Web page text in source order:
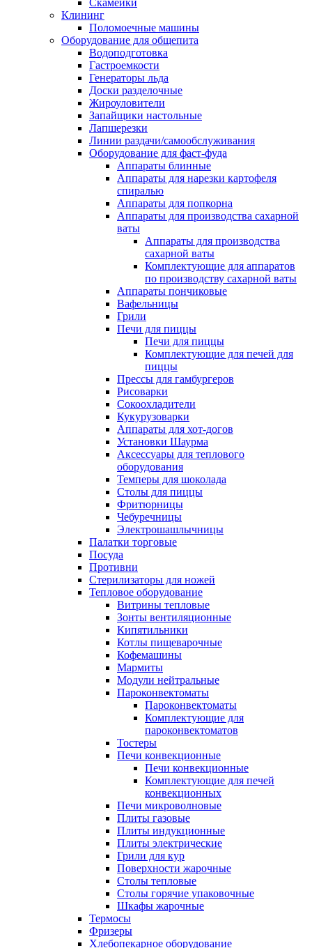
Скамейки
Клининг
Поломоечные машины
Оборудование для общепита
Водоподготовка
Гастроемкости
Генераторы льда
Доски разделочные
Жироуловители
Запайщики настольные
Лапшерезки
Линии раздачи/самообслуживания
Оборудование для фаст-фуда
Аппараты блинные
Аппараты для нарезки картофеля
спиралью
Аппараты для попкорна
Аппараты для производства сахарной
ваты
Аппараты для производства
сахарной ваты
Комплектующие для аппаратов
по производству сахарной ваты
Аппараты пончиковые
Вафельницы
Грили
Печи для пиццы
Печи для пиццы
Комплектующие для печей для
пиццы
Прессы для гамбургеров
Рисоварки
Сокоохладители
Кукурузоварки
Аппараты для хот-догов
Установки Шаурма
Аксессуары для теплового
оборудования
Темперы для шоколада
Столы для пиццы
Фритюрницы
Чебуречницы
Электрошашлычницы
Палатки торговые
Посуда
Противни
Стерилизаторы для ножей
Тепловое оборудование
Витрины тепловые
Зонты вентиляционные
Кипятильники
Котлы пищеварочные
Кофемашины
Мармиты
Модули нейтральные
Пароконвектоматы
Пароконвектоматы
Комплектующие для
пароконвектоматов
Тостеры
Печи конвекционные
Печи конвекционные
Комплектующие для печей
конвекционных
Печи микроволновые
Плиты газовые
Плиты индукционные
Плиты электрические
Грили для кур
Поверхности жарочные
Столы тепловые
Столы горячие упаковочные
Шкафы жарочные
Термосы
Фризеры
Хлебопекарное оборудование